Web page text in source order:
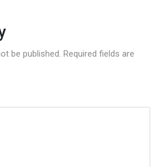
be published. Required fields are